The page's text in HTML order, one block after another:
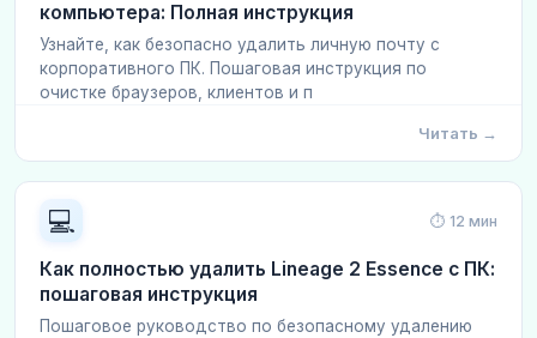
компьютера: Полная инструкция
Узнайте, как безопасно удалить личную почту с
корпоративного ПК. Пошаговая инструкция по
очистке браузеров, клиентов и п
Читать →
💻 ⏱ 12 мин
Как полностью удалить Lineage 2 Essence с ПК:
пошаговая инструкция
Пошаговое руководство по безопасному удалению